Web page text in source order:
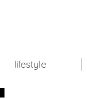
lifestyle